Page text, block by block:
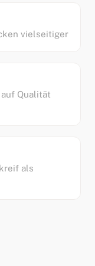
vielseitiger
Qualität
als